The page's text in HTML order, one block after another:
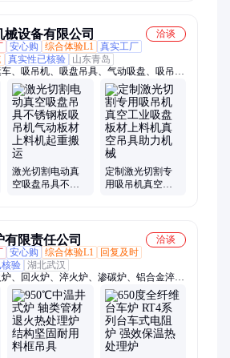
设备有限公司
洽谈
安心购 综合体验L1 真实工厂
真实性已核验
山东青岛
、吸吊机、吸盘吊具、气动吸盘、吸吊设
盘、搬运吸盘、强力吸盘、真空吸盘、盘
幕墙玻璃安、搬运机械手、板材吸盘架、
手臂、移动升降玻璃、幕墙安装吸盘、幕
吸盘、固定升降平台、剪叉升降平台、折臂
激光切割电动真
空吸盘吊具不锈
定制激光切割专
用吸吊机真空工
限责任公司
洽谈
安心购 综合体验L1
回复及时
验 湖北武汉
、回火炉、淬火炉、渗碳炉、铝合金淬火
箱式炉、井式炉、焙烧炉、烧结炉、熔铝
工业电炉、热处理炉、热处理设备、叉车
式退火炉、真空退火炉、井式回火炉、铝